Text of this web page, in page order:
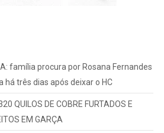
família procura por Rosana Fernandes
há três dias após deixar o HC
QUILOS DE COBRE FURTADOS E
EM GARÇA